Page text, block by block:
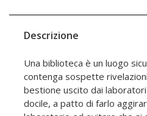
Descrizione
Una biblioteca è un luogo
contenga sospette rivelazioni sull'Altro mondo. Un
bestione uscito dai laboratori di genetica è un essere
docile, a patto di farlo aggirare nei dintorni del